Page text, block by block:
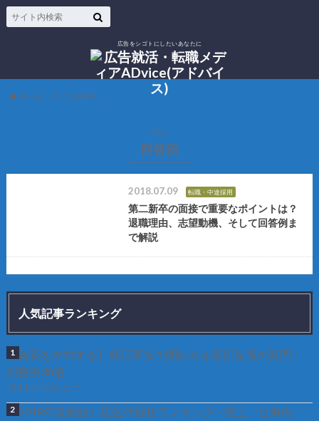
広告をシゴトにしたいあなたに
ホーム タグ : 回答例
TAG
回答例
2018.07.09 転職・中途採用
第二新卒の面接で重要なポイントは？
退職理由、志望動機、そして回答例ま
で解説
人気記事ランキング
【合否を左右する】就活面接で聞かれる長所短所の質問・
回答例30選
114.1k件のビュー
《2018年最新版》広告代理店ランキング – 売上、仕事内